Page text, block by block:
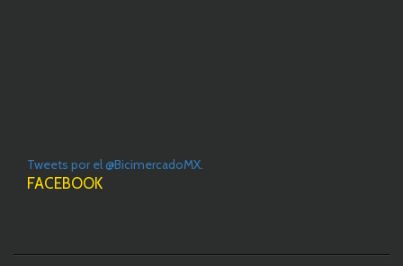
Tweets por el @BicimercadoMX.
FACEBOOK